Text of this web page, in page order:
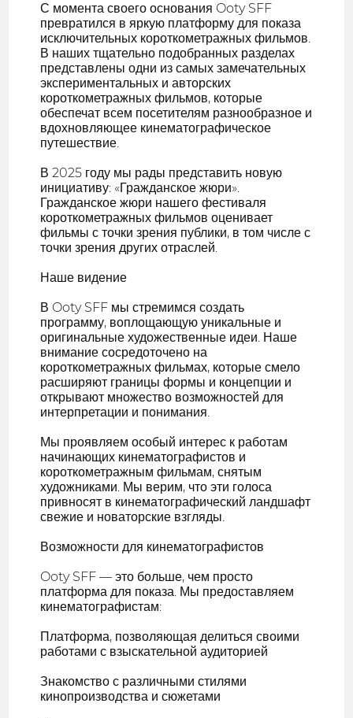
С момента своего основания Ooty SFF
превратился в яркую платформу для показа
исключительных короткометражных фильмов.
В наших тщательно подобранных разделах
представлены одни из самых замечательных
экспериментальных и авторских
короткометражных фильмов, которые
обеспечат всем посетителям разнообразное и
вдохновляющее кинематографическое
путешествие.
В 2025 году мы рады представить новую
инициативу: «Гражданское жюри».
Гражданское жюри нашего фестиваля
короткометражных фильмов оценивает
фильмы с точки зрения публики, в том числе с
точки зрения других отраслей.
Наше видение
В Ooty SFF мы стремимся создать
программу, воплощающую уникальные и
оригинальные художественные идеи. Наше
внимание сосредоточено на
короткометражных фильмах, которые смело
расширяют границы формы и концепции и
открывают множество возможностей для
интерпретации и понимания.
Мы проявляем особый интерес к работам
начинающих кинематографистов и
короткометражным фильмам, снятым
художниками. Мы верим, что эти голоса
привносят в кинематографический ландшафт
свежие и новаторские взгляды.
Возможности для кинематографистов
Ooty SFF — это больше, чем просто
платформа для показа. Мы предоставляем
кинематографистам:
Платформа, позволяющая делиться своими
работами с взыскательной аудиторией
Знакомство с различными стилями
кинопроизводства и сюжетами